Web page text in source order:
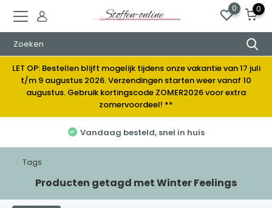
0 0
LET OP: Bestellen blijft mogelijk tijdens onze vakantie van 17 juli
t/m 9 augustus 2026. Verzendingen starten weer vanaf 10
augustus. Gebruik kortingscode ZOMER2026 voor extra
zomervoordeel! **
Vandaag besteld, snel in huis
Tags
Producten getagd met Winter Feelings